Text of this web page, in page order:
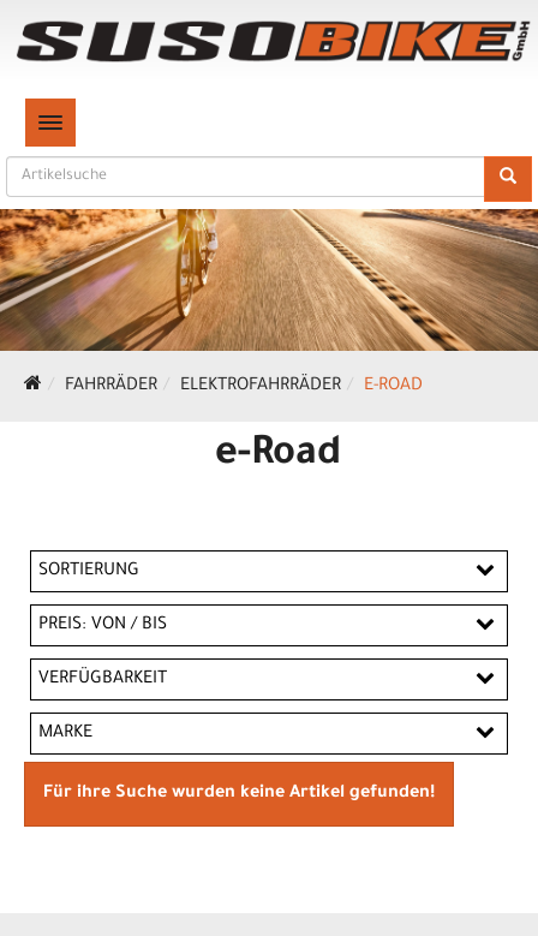
TOGGLE NAVIGATION
FAHRRÄDER ELEKTROFAHRRÄDER E-ROAD
e-Road
SORTIERUNG
PREIS: VON / BIS
CHF
PREISFILTER ANWENDEN
VERFÜGBARKEIT
MARKE
Für ihre Suche wurden keine Artikel gefunden!